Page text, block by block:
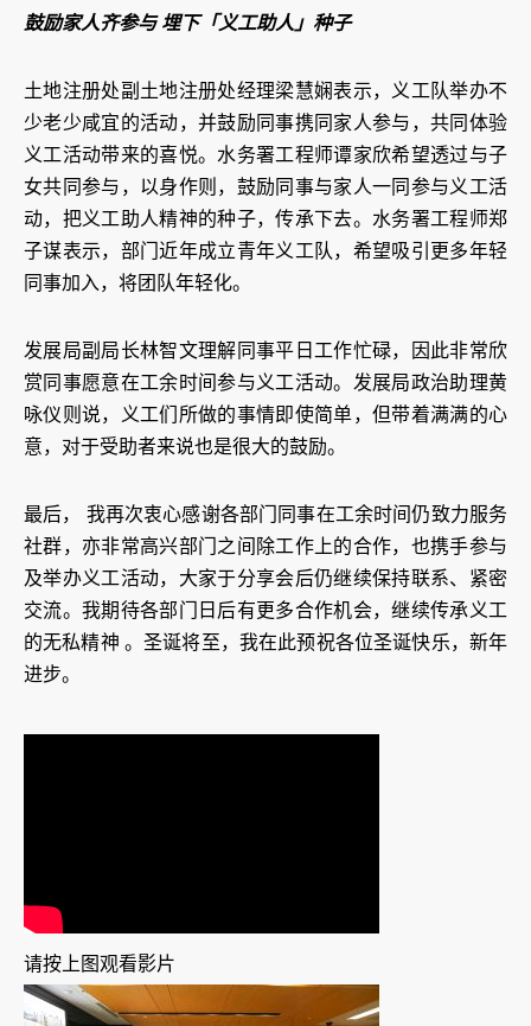
鼓励家人齐参与 埋下「义工助人」种子
土地注册处副土地注册处经理梁慧娴表示，义工队举办不
少老少咸宜的活动，并鼓励同事携同家人参与，共同体验
义工活动带来的喜悦。水务署工程师谭家欣希望透过与子
女共同参与，以身作则，鼓励同事与家人一同参与义工活
动，把义工助人精神的种子，传承下去。水务署工程师郑
子谋表示，部门近年成立青年义工队，希望吸引更多年轻
同事加入，将团队年轻化。
发展局副局长林智文理解同事平日工作忙碌，因此非常欣
赏同事愿意在工余时间参与义工活动。发展局政治助理黄
咏仪则说，义工们所做的事情即使简单，但带着满满的心
意，对于受助者来说也是很大的鼓励。
最后， 我再次衷心感谢各部门同事在工余时间仍致力服务
社群，亦非常高兴部门之间除工作上的合作，也携手参与
及举办义工活动，大家于分享会后仍继续保持联系、紧密
交流。我期待各部门日后有更多合作机会，继续传承义工
的无私精神 。圣诞将至，我在此预祝各位圣诞快乐，新年
进步。
请按上图观看影片